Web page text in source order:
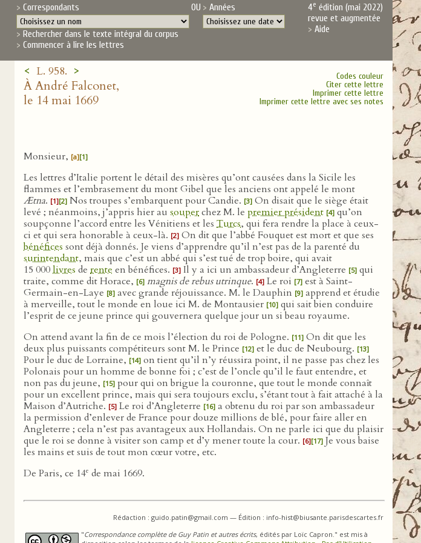
Correspondants OU Années
Rechercher dans le texte intégral du corpus
Commencer à lire les lettres
4e édition (mai 2022)
revue et augmentée
Aide